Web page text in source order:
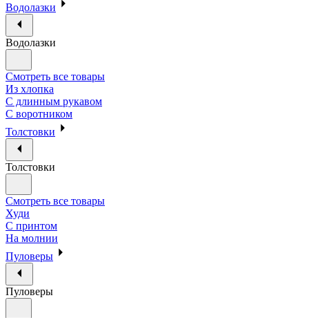
Водолазки
Водолазки
Смотреть все товары
Из хлопка
С длинным рукавом
С воротником
Толстовки
Толстовки
Смотреть все товары
Худи
С принтом
На молнии
Пуловеры
Пуловеры